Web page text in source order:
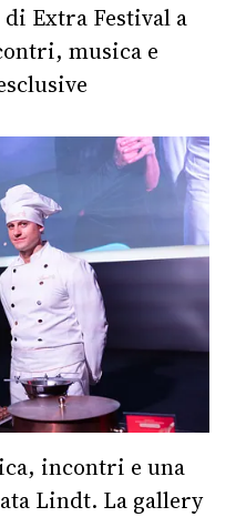
Extra Festival a
musica e
incontri e una
sorpresa speciale firmata Lindt. La gallery